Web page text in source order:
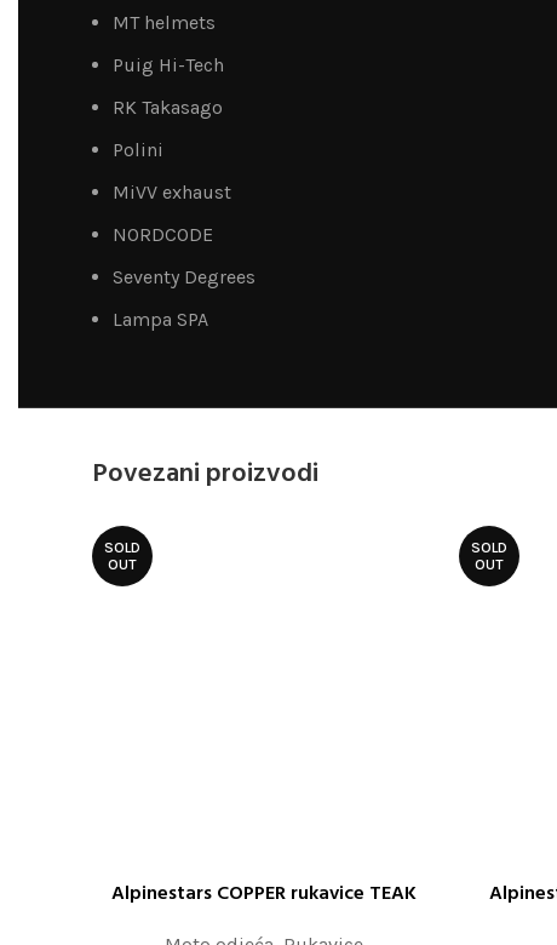
MT helmets
Puig Hi-Tech
RK Takasago
Polini
MiVV exhaust
NORDCODE
Seventy Degrees
Lampa SPA
Povezani proizvodi
SOLD
OUT
ODABERITE OPCIJE
Alpinestars COPPER rukavice TEAK
SOLD
OUT
ODABERITE